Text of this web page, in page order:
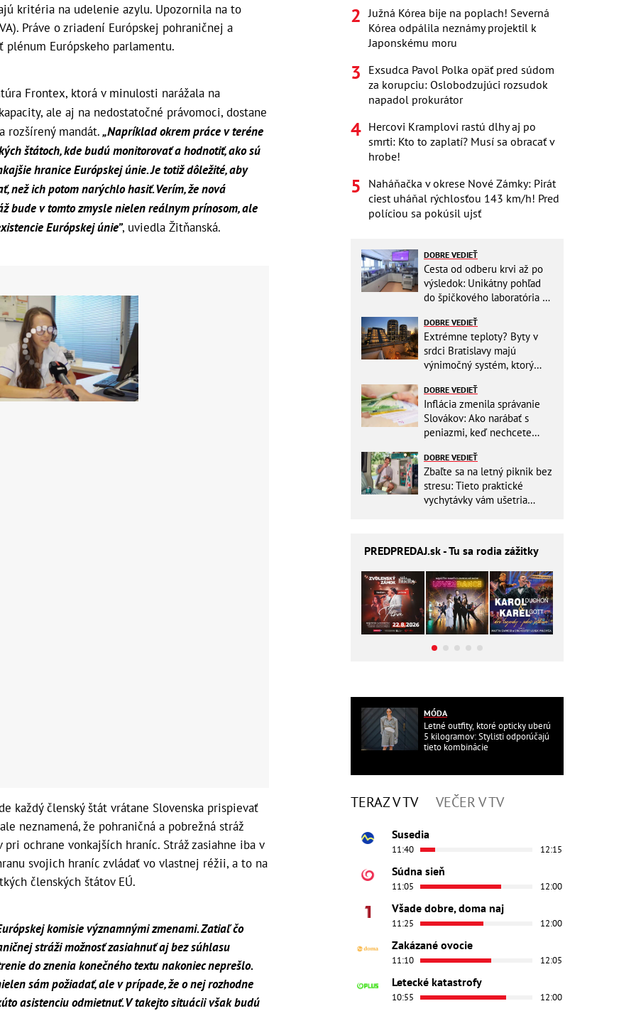
kritéria na udelenie azylu. Upozornila na to
Práve o zriadení Európskej pohraničnej a
Európskeho parlamentu.
Frontex, ktorá v minulosti narážala na
ale aj na nedostatočné právomoci, dostane
rozšírený mandát.„Napríklad okrem práce v teréne
štátoch, kde budú monitorovať a hodnotiť, ako sú
hranice Európskej únie. Je totiž dôležité, aby
než ich potom narýchlo hasiť. Verím, že nová
bude v tomto zmysle nielen reálnym prínosom, ale
Európskej únie”, uviedla Žitňanská.
každý členský štát vrátane Slovenska prispievať
neznamená, že pohraničná a pobrežná stráž
ochrane vonkajších hraníc. Stráž zasiahne iba v
svojich hraníc zvládať vo vlastnej réžii, a to na
členských štátov EÚ.
komisie významnými zmenami. Zatiaľ čo
stráži možnosť zasiahnuť aj bez súhlasu
do znenia konečného textu nakoniec neprešlo.
sám požiadať, ale v prípade, že o nej rozhodne
asistenciu odmietnuť. V takejto situácii však budú
Južná Kórea bije na poplach! Severná
Kórea odpálila neznámy projektil k
Japonskému moru
Exsudca Pavol Polka opäť pred súdom
za korupciu: Oslobodzujúci rozsudok
napadol prokurátor
Hercovi Kramplovi rastú dlhy aj po
smrti: Kto to zaplatí? Musí sa obracať v
hrobe!
Naháňačka v okrese Nové Zámky: Pirát
ciest uháňal rýchlosťou 143 km/h! Pred
políciou sa pokúsil ujsť
DOBRE VEDIEŤ
Cesta od odberu krvi až po
výsledok: Unikátny pohľad
do špičkového laboratória na
DOBRE VEDIEŤ
Extrémne teploty? Byty v
srdci Bratislavy majú
výnimočný systém, ktorý
DOBRE VEDIEŤ
Inflácia zmenila správanie
Slovákov: Ako narábať s
peniazmi, keď nechcete
DOBRE VEDIEŤ
Zbaľte sa na letný piknik bez
stresu: Tieto praktické
vychytávky vám ušetria
PREDPREDAJ.sk - Tu sa rodia zážitky
MÓDA
Letné outfity, ktoré opticky uberú
5 kilogramov: Stylisti odporúčajú
tieto kombinácie
TERAZ V TV VEČER V TV
Susedia
11:40 12:15
Súdna sieň
11:05 12:00
Všade dobre, doma naj
11:25 12:00
Zakázané ovocie
11:10 12:05
Letecké katastrofy
10:55 12:00